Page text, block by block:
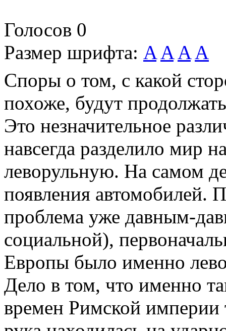
Голосов 0
Размер шрифта: A A A A
Споры о том, с какой
похоже, будут
Это незначительное
навсегда разделило мир
леворульную. На самом
появления автомобилей.
проблема уже давным-
социальной),
Европы было именно
Дело в том, что именно
времен Римской империи